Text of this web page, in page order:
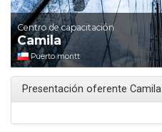
Centro de capacitación
Camila
Puerto montt
Presentación oferente Camila